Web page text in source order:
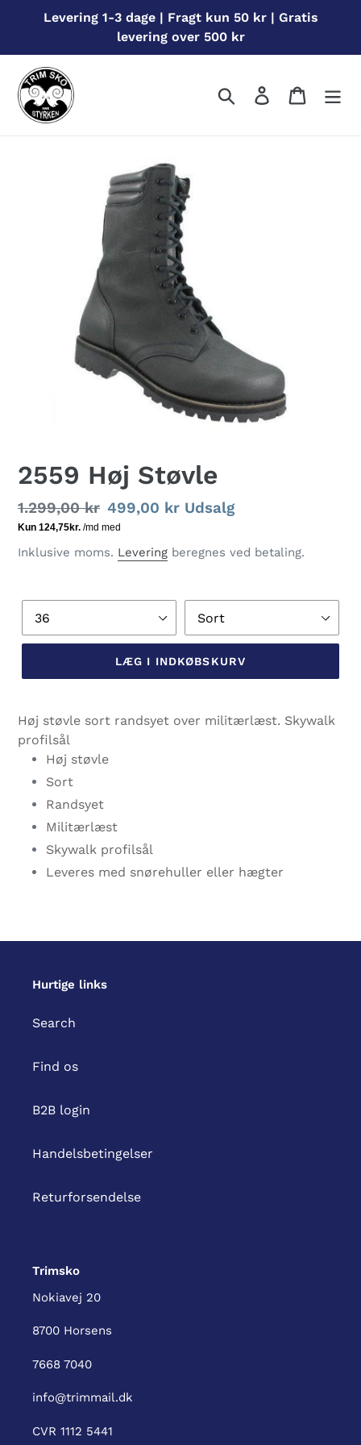
Levering 1-3 dage | Fragt kun 50 kr | Gratis
levering over 500 kr
Søg Log ind
2559 Høj Støvle
Normalpris
1.299,00 kr Udsalgspris
499,00 kr Udsalg
Inklusive moms. Levering beregnes ved betaling.
LÆG I INDKØBSKURV
produkt
din
indkøbskurv
Høj støvle sort randsyet over militærlæst. Skywalk
profilsål
Høj støvle
Sort
Randsyet
Militærlæst
Skywalk profilsål
Leveres med snørehuller eller hægter
Hurtige links
Search
Find os
B2B login
Handelsbetingelser
Returforsendelse
Trimsko
Nokiavej 20
8700 Horsens
7668 7040
info@trimmail.dk
CVR 1112 5441